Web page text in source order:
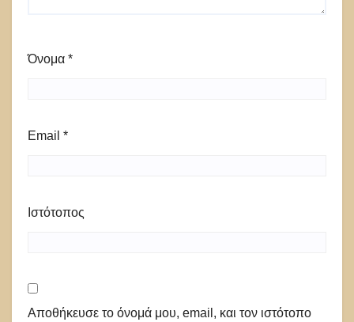
Όνομα *
Email *
Ιστότοπος
Αποθήκευσε το όνομά μου, email, και τον ιστότοπο